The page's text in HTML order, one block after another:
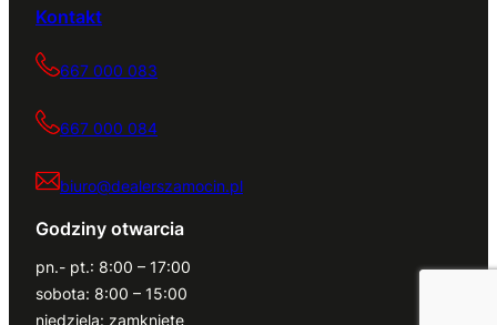
Kontakt
667 000 083
667 000 084
biuro@dealerszamocin.pl
Godziny otwarcia
pn.- pt.: 8:00 – 17:00
sobota: 8:00 – 15:00
niedziela: zamknięte